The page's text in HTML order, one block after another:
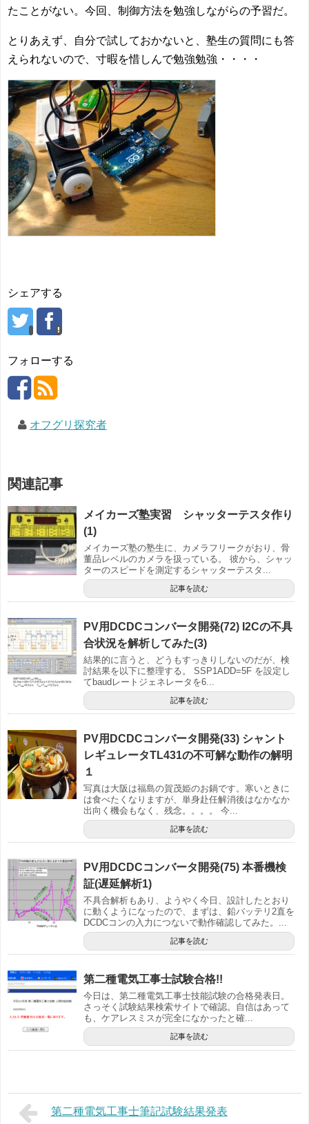
たことがない。今回、制御方法を勉強しながらの予習だ。
とりあえず、自分で試しておかないと、塾生の質問にも答
えられないので、寸暇を惜しんで勉強勉強・・・・
シェアする
フォローする
オフグリ探究者
関連記事
メイカーズ塾実習 シャッターテスタ作り
(1)
メイカーズ塾の塾生に、カメラフリークがおり、骨
董品レベルのカメラを扱っている。 彼から、シャッ
ターのスピードを測定するシャッターテスタ...
記事を読む
PV用DCDCコンバータ開発(72) I2Cの不具
合状況を解析してみた(3)
結果的に言うと、どうもすっきりしないのだが、検
討結果を以下に整理する。 SSP1ADD=5F を設定し
てbaudレートジェネレータを6...
記事を読む
PV用DCDCコンバータ開発(33) シャント
レギュレータTL431の不可解な動作の解明
１
写真は大阪は福島の賀茂姫のお鍋です。寒いときに
は食べたくなりますが、単身赴任解消後はなかなか
出向く機会もなく、残念。。。。 今...
記事を読む
PV用DCDCコンバータ開発(75) 本番機検
証(遅延解析1)
不具合解析もあり、ようやく今日、設計したとおり
に動くようになったので、まずは、鉛バッテリ2直を
DCDCコンの入力につないで動作確認してみた。...
記事を読む
第二種電気工事士試験合格!!
今日は、第二種電気工事士技能試験の合格発表日。
さっそく試験結果検索サイトで確認。自信はあって
も、ケアレスミスが完全になかったと確...
記事を読む
第二種電気工事士筆記試験結果発表